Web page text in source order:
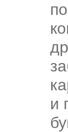
и